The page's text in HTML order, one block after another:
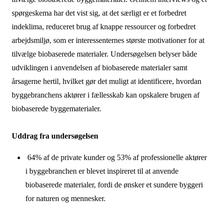
spørgeskema har det vist sig, at det særligt er et forbedret
indeklima, reduceret brug af knappe ressourcer og forbedret
arbejdsmiljø, som er interessenternes største motivationer for at
tilvælge biobaserede materialer. Undersøgelsen belyser både
udviklingen i anvendelsen af biobaserede materialer samt
årsagerne hertil, hvilket gør det muligt at identificere, hvordan
byggebranchens aktører i fællesskab kan opskalere brugen af
biobaserede byggematerialer.
Uddrag fra undersøgelsen
64% af de private kunder og 53% af professionelle aktører
i byggebranchen er blevet inspireret til at anvende
biobaserede materialer, fordi de ønsker et sundere byggeri
for naturen og mennesker.